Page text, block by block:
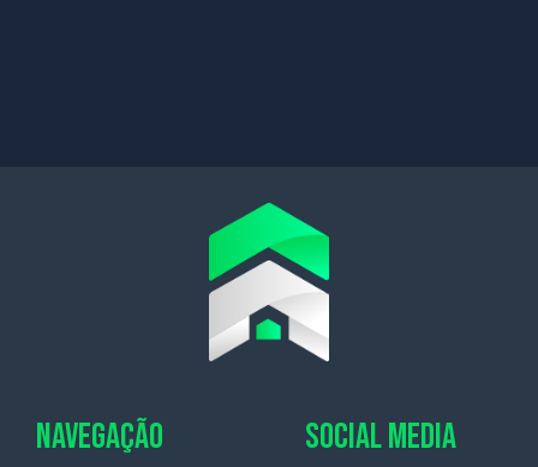
NAVEGAÇÃO SOCIAL MEDIA